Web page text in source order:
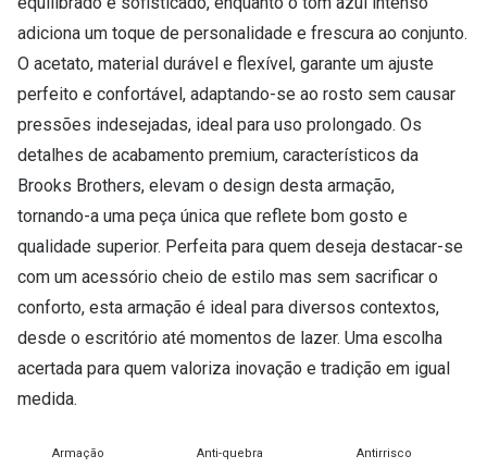
adiciona um toque de personalidade e frescura ao conjunto.
O acetato, material durável e flexível, garante um ajuste
perfeito e confortável, adaptando-se ao rosto sem causar
pressões indesejadas, ideal para uso prolongado. Os
detalhes de acabamento premium, característicos da
Brooks Brothers, elevam o design desta armação,
tornando-a uma peça única que reflete bom gosto e
qualidade superior. Perfeita para quem deseja destacar-se
com um acessório cheio de estilo mas sem sacrificar o
conforto, esta armação é ideal para diversos contextos,
desde o escritório até momentos de lazer. Uma escolha
acertada para quem valoriza inovação e tradição em igual
medida.
Armação Anti-quebra Antirrisco